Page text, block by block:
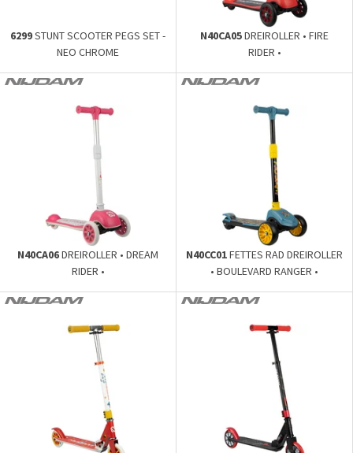
6299STUNT SCOOTER PEGS SET -
NEO CHROME
N40CA05DREIROLLER • FIRE
RIDER •
N40CA06DREIROLLER • DREAM
RIDER •
N40CC01FETTES RAD DREIROLLER
• BOULEVARD RANGER •